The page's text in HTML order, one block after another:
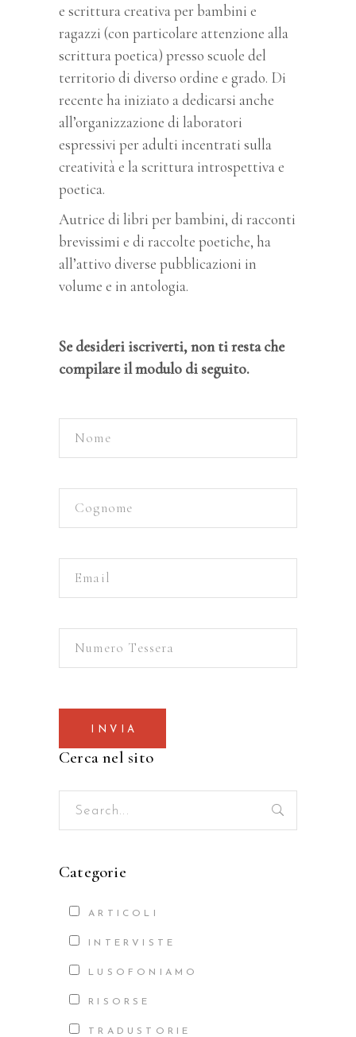
e scrittura creativa per bambini e
ragazzi (con particolare attenzione alla
scrittura poetica) presso scuole del
territorio di diverso ordine e grado. Di
recente ha iniziato a dedicarsi anche
all’organizzazione di laboratori
espressivi per adulti incentrati sulla
creatività e la scrittura introspettiva e
poetica.
Autrice di libri per bambini, di racconti
brevissimi e di raccolte poetiche, ha
all’attivo diverse pubblicazioni in
volume e in antologia.
Se desideri iscriverti, non ti resta che
compilare il modulo di seguito.
INVIA
Cerca nel sito
Search
Categorie
ARTICOLI
INTERVISTE
LUSOFONIAMO
RISORSE
TRADUSTORIE